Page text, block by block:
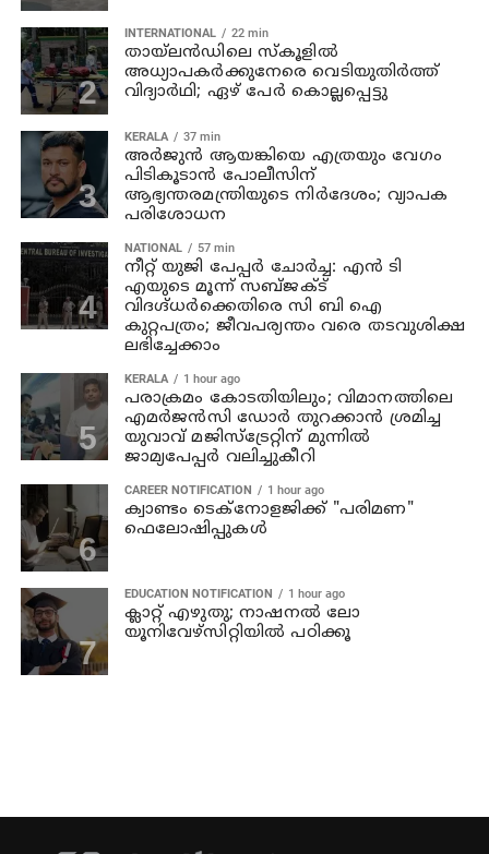
INTERNATIONAL 22 min
തായ്‌ലന്‍ഡിലെ സ്കൂളിൽ
അധ്യാപകര്‍ക്കുനേരെ വെടിയുതിർത്ത്
വിദ്യാർഥി; ഏഴ് പേര്‍ കൊല്ലപ്പെട്ടു
KERALA 37 min
അര്‍ജുന്‍ ആയങ്കിയെ എത്രയും വേഗം
പിടികൂടാന്‍ പോലീസിന്
ആഭ്യന്തരമന്ത്രിയുടെ നിര്‍ദേശം; വ്യാപക
പരിശോധന
NATIONAL 57 min
നീറ്റ് യുജി പേപ്പർ ചോർച്ച: എൻ ടി
എയുടെ മൂന്ന് സബ്ജക്ട്
വിദഗ്ദ്ധർക്കെതിരെ സി ബി ഐ
കുറ്റപത്രം; ജീവപര്യന്തം വരെ തടവുശിക്ഷ
ലഭിച്ചേക്കാം
KERALA 1 hour ago
പരാക്രമം കോടതിയിലും; വിമാനത്തിലെ
എമര്‍ജന്‍സി ഡോര്‍ തുറക്കാന്‍ ശ്രമിച്ച
യുവാവ് മജിസ്ട്രേറ്റിന് മുന്നില്‍
ജാമ്യപേപ്പര്‍ വലിച്ചുകീറി
CAREER NOTIFICATION 1 hour ago
ക്വാണ്ടം ടെക്‌നോളജിക്ക് "പരിമണ"
ഫെലോഷിപ്പുകൾ
EDUCATION NOTIFICATION 1 hour ago
ക്ലാറ്റ് എഴുതു; നാഷനൽ ലോ
യൂനിവേഴ്‌സിറ്റിയിൽ പഠിക്കൂ